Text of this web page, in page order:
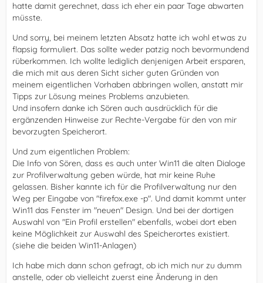
hatte damit gerechnet, dass ich eher ein paar Tage abwarten
müsste.
Und sorry, bei meinem letzten Absatz hatte ich wohl etwas zu
flapsig formuliert. Das sollte weder patzig noch bevormundend
rüberkommen. Ich wollte lediglich denjenigen Arbeit ersparen,
die mich mit aus deren Sicht sicher guten Gründen von
meinem eigentlichen Vorhaben abbringen wollen, anstatt mir
Tipps zur Lösung meines Problems anzubieten.
Und insofern danke ich Sören auch ausdrücklich für die
ergänzenden Hinweise zur Rechte-Vergabe für den von mir
bevorzugten Speicherort.
Und zum eigentlichen Problem:
Die Info von Sören, dass es auch unter Win11 die alten Dialoge
zur Profilverwaltung geben würde, hat mir keine Ruhe
gelassen. Bisher kannte ich für die Profilverwaltung nur den
Weg per Eingabe von "firefox.exe -p". Und damit kommt unter
Win11 das Fenster im "neuen" Design. Und bei der dortigen
Auswahl von "Ein Profil erstellen" ebenfalls, wobei dort eben
keine Möglichkeit zur Auswahl des Speicherortes existiert.
(siehe die beiden Win11-Anlagen)
Ich habe mich dann schon gefragt, ob ich mich nur zu dumm
anstelle, oder ob vielleicht zuerst eine Änderung in den